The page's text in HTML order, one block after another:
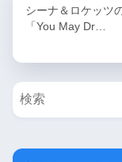
シーナ＆ロケッツ
「You May Dr…